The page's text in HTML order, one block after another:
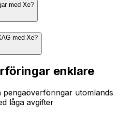
med Xe?
med Xe?
enklare
pengaöverföringar utomlands
låga avgifter